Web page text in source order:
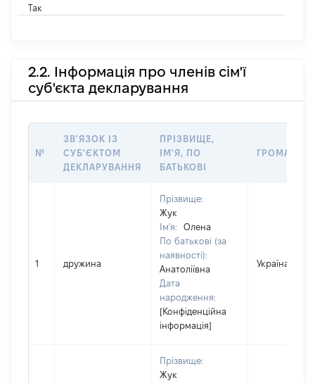
Так
2.2. Інформація про членів сім'ї
суб'єкта декларування
№
ЗВ'ЯЗОК ІЗ
СУБ'ЄКТОМ
ДЕКЛАРУВАННЯ
ПРІЗВИЩЕ,
ІМ'Я, ПО
БАТЬКОВІ
1 дружина
Прізвище:
Жук
Ім'я:
Олена
По батькові (за
наявності):
Анатоліївна
Дата
народження:
[Конфіденційна
інформація]
Україна
Прізвище:
Жук